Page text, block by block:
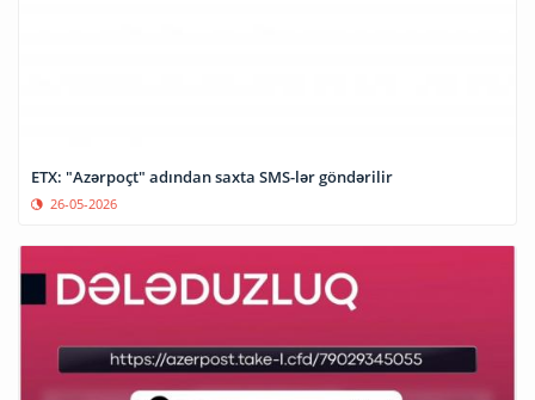
ETX: "Azərpoçt" adından saxta SMS-lər göndərilir
26-05-2026